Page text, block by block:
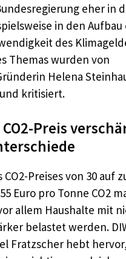
eher in
in den Aufbau
des
Themas wurden von
Helena
kritisiert.
Preis
CO2-Preises von 30 auf
Euro pro Tonne CO2
allem Haushalte mit
belastet werden.
Fratzscher hebt